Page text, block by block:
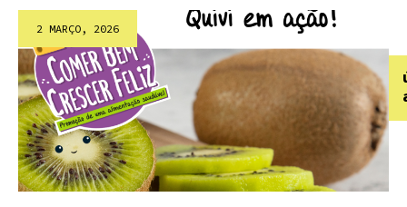
2 MARÇO, 2026